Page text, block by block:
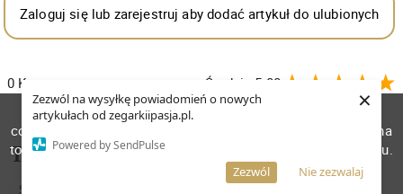
Zezwól na wysyłkę powiadomień o nowych
artykułach od zegarkiipasja.pl.
Powered by SendPulse
Nie zezwalaj
Zezwól
×
Zaloguj się lub zarejestruj aby dodać artykuł do ulubionych
0 Komentarzy Średnia 5.00
Zaloguj się lub zarejestruj aby zostawić komentarz
Tagi:
SREBRNY ZEGAREK
W celu poprawienia jakości usług korzystamy z plików
cookies. Pozostanie na stronie oznacza, iż wyrażasz zgodę na
to, że pliki cookies będą przechowywane w Twoim urządzeniu.
Więcej informacji